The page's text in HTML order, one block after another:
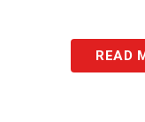
TOP NEWS
READ